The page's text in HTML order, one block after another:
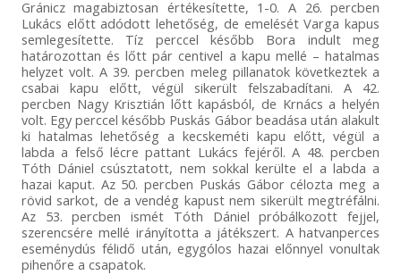
Gránicz magabiztosan értékesítette, 1-0. A 26. percben
Lukács előtt adódott lehetőség, de emelését Varga kapus
semlegesítette. Tíz perccel később Bora indult meg
határozottan és lőtt pár centivel a kapu mellé – hatalmas
helyzet volt. A 39. percben meleg pillanatok következtek a
csabai kapu előtt, végül sikerült felszabadítani. A 42.
percben Nagy Krisztián lőtt kapásból, de Krnács a helyén
volt. Egy perccel később Puskás Gábor beadása után alakult
ki hatalmas lehetőség a kecskeméti kapu előtt, végül a
labda a felső lécre pattant Lukács fejéről. A 48. percben
Tóth Dániel csúsztatott, nem sokkal kerülte el a labda a
hazai kaput. Az 50. percben Puskás Gábor célozta meg a
rövid sarkot, de a vendég kapust nem sikerült megtréfálni.
Az 53. percben ismét Tóth Dániel próbálkozott fejjel,
szerencsére mellé irányította a játékszert. A hatvanperces
eseménydús félidő után, egygólos hazai előnnyel vonultak
pihenőre a csapatok.